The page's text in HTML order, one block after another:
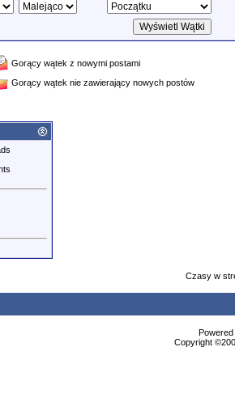
Gorący wątek z nowymi postami
Gorący wątek nie zawierający nowych postów
Czasy w
Copyright